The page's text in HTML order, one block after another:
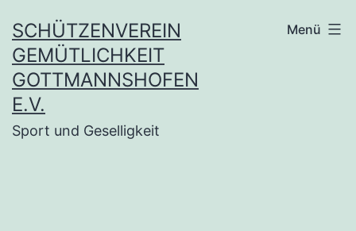
Inhalt
springen
SCHÜTZENVEREIN
GEMÜTLICHKEIT
GOTTMANNSHOFEN
E.V.
Sport und Geselligkeit
Menü